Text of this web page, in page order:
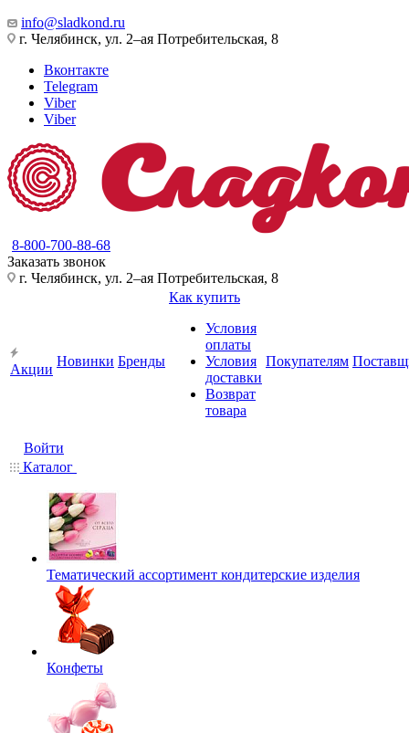
info@sladkond.ru
г. Челябинск, ул. 2–ая Потребительская, 8
Вконтакте
Telegram
Viber
Viber
8-800-700-88-68
Заказать звонок
г. Челябинск, ул. 2–ая Потребительская, 8
Акции
Новинки Бренды
Как купить
Условия
оплаты
Условия
доставки
Возврат
товара
Покупателям
Войти
Каталог
Тематический ассортимент кондитерские изделия
Конфеты